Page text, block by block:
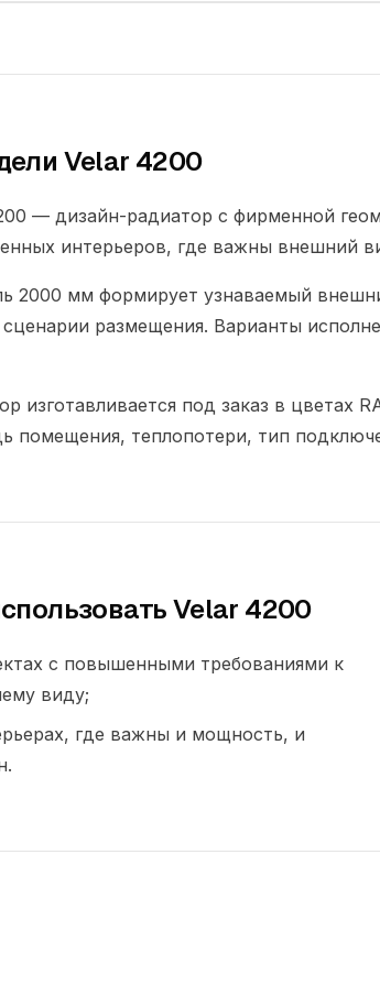
Velar 4200
— дизайн-радиатор с фирменной
интерьеров, где важны внешний
2000 мм формирует узнаваемый
сценарии размещения. Варианты
изготавливается под заказ в цветах
помещения, теплопотери, тип
Velar 4200
с повышенными требованиями к
виду;
где важны и мощность, и